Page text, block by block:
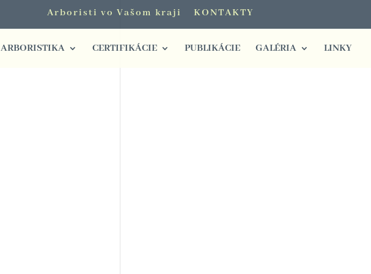
Arboristi vo Vašom kraji KONTAKTY
ARBORISTIKA CERTIFIKÁCIE PUBLIKÁCIE GALÉRIA LINKY